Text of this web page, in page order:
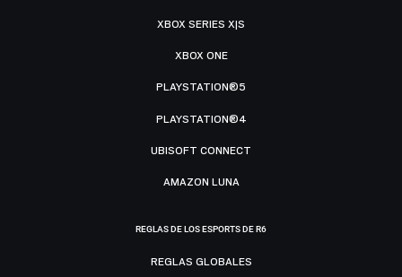
XBOX SERIES X|S
XBOX ONE
PLAYSTATION®5
PLAYSTATION®4
UBISOFT CONNECT
AMAZON LUNA
REGLAS DE LOS ESPORTS DE R6
REGLAS GLOBALES